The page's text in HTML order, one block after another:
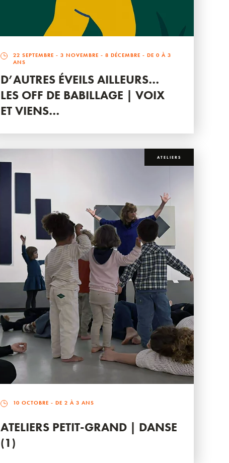
22 SEPTEMBRE -3 NOVEMBRE -8 DÉCEMBRE - DE 0 À 3
ANS
D’AUTRES ÉVEILS AILLEURS…
LES OFF DE BABILLAGE | VOIX
ET VIENS…
ATELIERS
10 OCTOBRE - DE 2 À 3 ANS
ATELIERS PETIT-GRAND | DANSE
(1)